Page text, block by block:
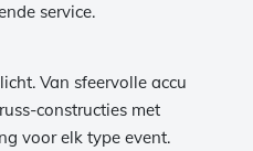
service.
Van sfeervolle accu
constructies met
voor elk type event.